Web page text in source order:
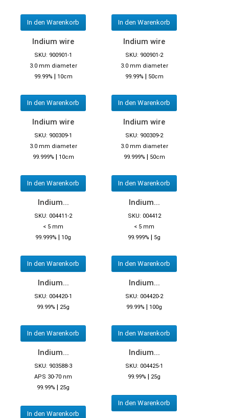
In den Warenkorb In den Warenkorb
Indium wire
SKU: 900901-1
3.0 mm diameter
99.99% | 10cm
In den Warenkorb
Indium wire
SKU: 900901-2
3.0 mm diameter
99.99% | 50cm
In den Warenkorb
Indium wire
SKU: 900309-1
3.0 mm diameter
99.999% | 10cm
In den Warenkorb
Indium wire
SKU: 900309-2
3.0 mm diameter
99.999% | 50cm
In den Warenkorb
Indium...
SKU: 004411-2
< 5 mm
99.999% | 10g
In den Warenkorb
Indium...
SKU: 004412
< 5 mm
99.999% | 5g
In den Warenkorb
Indium...
SKU: 004420-1
99.99% | 25g
In den Warenkorb
Indium...
SKU: 004420-2
99.99% | 100g
In den Warenkorb
Indium...
SKU: 903588-3
APS 30-70 nm
99.99% | 25g
In den Warenkorb
Indium...
SKU: 004425-1
99.99% | 25g
In den Warenkorb